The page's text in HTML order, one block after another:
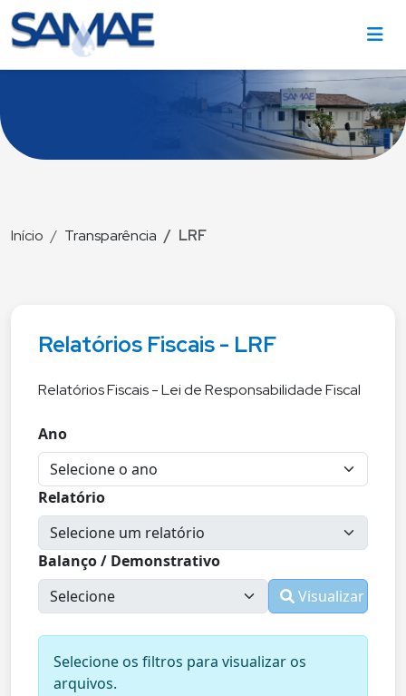
Início Transparência LRF
Relatórios Fiscais - LRF
Relatórios Fiscais - Lei de Responsabilidade Fiscal
Ano
Relatório
Balanço / Demonstrativo
Visualizar
Selecione os filtros para visualizar os
arquivos.